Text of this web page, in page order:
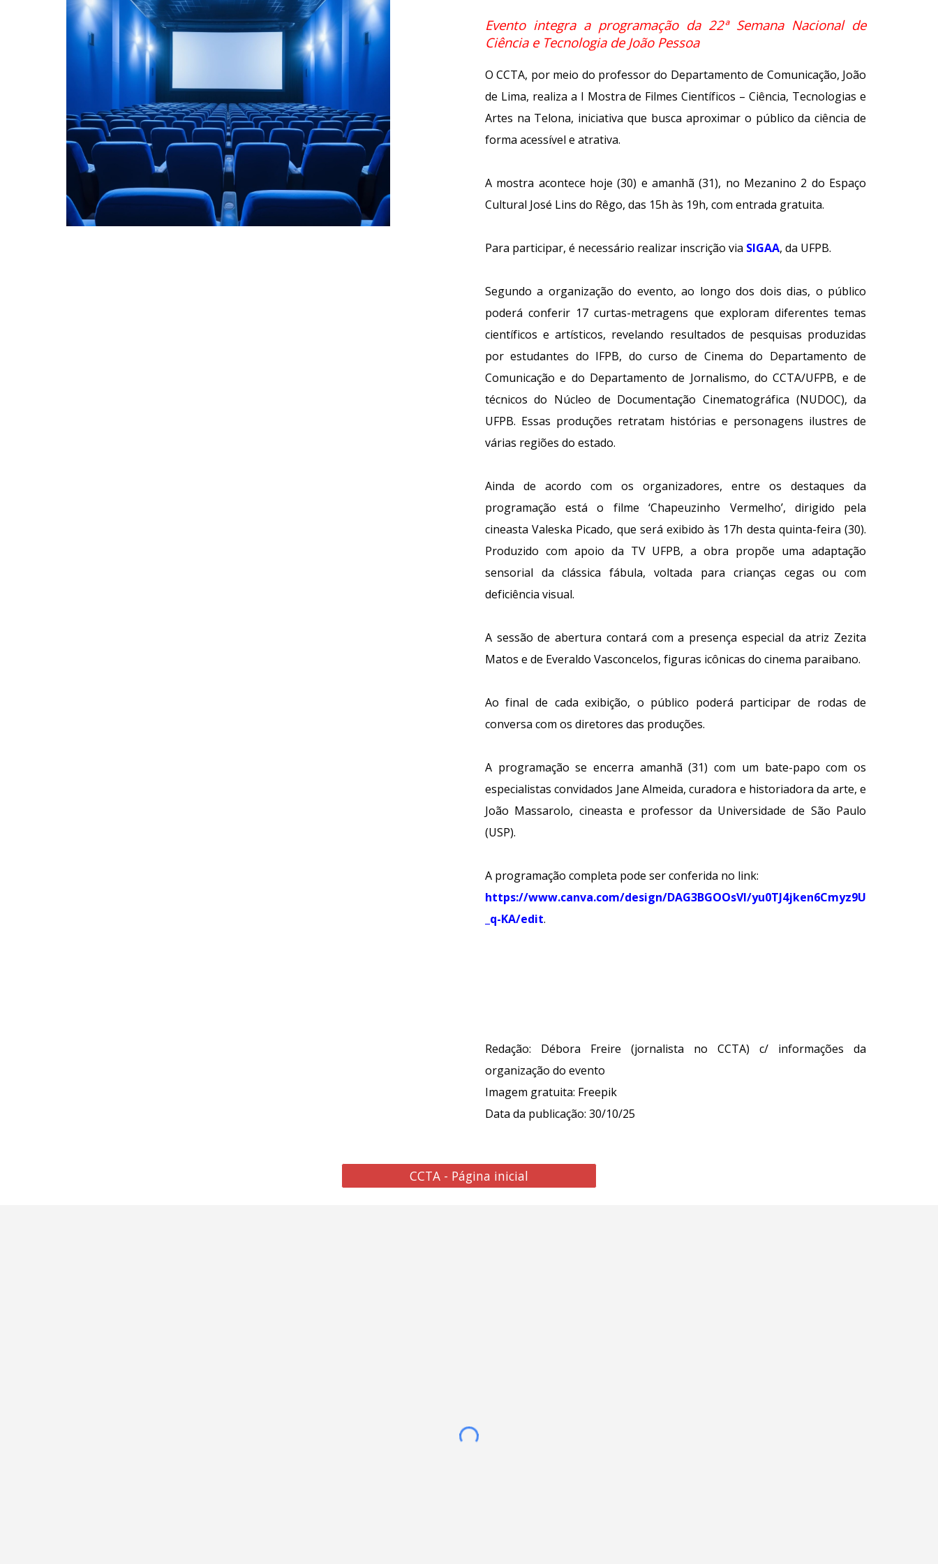
Evento integra a programação da 22ª Semana Nacional de
Ciência e Tecnologia de João Pessoa
O CCTA, por meio do professor do Departamento de Comunicação, João
de Lima, realiza a I Mostra de Filmes Científicos – Ciência, Tecnologias e
Artes na Telona, iniciativa que busca aproximar o público da ciência de
forma acessível e atrativa.
A mostra acontece hoje (30) e amanhã (31), no Mezanino 2 do Espaço
Cultural José Lins do Rêgo, das 15h às 19h, com entrada gratuita.
Para participar, é necessário realizar inscrição via SIGAA, da UFPB.
Segundo a organização do evento, ao longo dos dois dias, o público
poderá conferir 17 curtas-metragens que exploram diferentes temas
científicos e artísticos, revelando resultados de pesquisas produzidas
por estudantes do IFPB, do curso de Cinema do Departamento de
Comunicação e do Departamento de Jornalismo, do CCTA/UFPB, e de
técnicos do Núcleo de Documentação Cinematográfica (NUDOC), da
UFPB. Essas produções retratam histórias e personagens ilustres de
várias regiões do estado.
Ainda de acordo com os organizadores, entre os destaques da
programação está o filme ‘Chapeuzinho Vermelho’, dirigido pela
cineasta Valeska Picado, que será exibido às 17h desta quinta-feira (30).
Produzido com apoio da TV UFPB, a obra propõe uma adaptação
sensorial da clássica fábula, voltada para crianças cegas ou com
deficiência visual.
A sessão de abertura contará com a presença especial da atriz Zezita
Matos e de Everaldo Vasconcelos, figuras icônicas do cinema paraibano.
Ao final de cada exibição, o público poderá participar de rodas de
conversa com os diretores das produções.
A programação se encerra amanhã (31) com um bate-papo com os
especialistas convidados Jane Almeida, curadora e historiadora da arte, e
João Massarolo, cineasta e professor da Universidade de São Paulo
(USP).
A programação completa pode ser conferida no link:
https://www.canva.com/design/DAG3BGOOsVI/yu0TJ4jken6Cmyz9U
_q-KA/edit.
Redação: Débora Freire (jornalista no CCTA) c/ informações da
organização do evento
Imagem gratuita: Freepik
Data da publicação: 30/10/25
CCTA - Página inicial